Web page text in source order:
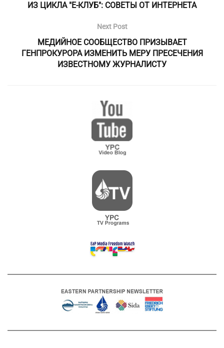
ИЗ ЦИКЛА "Е-КЛУБ": СОВЕТЫ ОТ ИНТЕРНЕТА
Next Post
МЕДИЙНОЕ СООБЩЕСТВО ПРИЗЫВАЕТ
ГЕНПРОКУРОРА ИЗМЕНИТЬ МЕРУ ПРЕСЕЧЕНИЯ
ИЗВЕСТНОМУ ЖУРНАЛИСТУ